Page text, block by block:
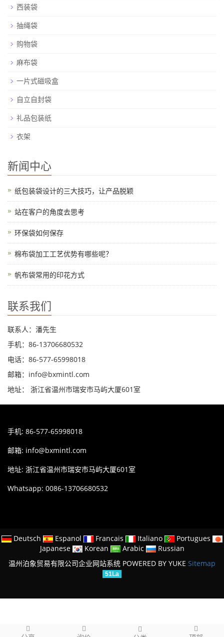
西装袋
抽绳袋
购物袋
麻布袋
一片式磁吸盒
自立自封袋
礼品包装纸
衣架
新闻中心
纸包装袋设计的三大技巧，让产品脱颖
站在客户的角度去思考
环保袋如何保存
棉布袋加工工艺优势有哪些呢？
帆布袋常用的印花方式
联系我们
联系人：潘先生
手机：86-13706680532
电话：86-577-65998018
邮箱：info@bxmintl.com
地址： 浙江省温州市瑞安市马屿大厦601室
手机: 86-577-65998018
邮箱: info@bxmintl.com
地址: 浙江省温州市瑞安市马屿大厦601室
Whatsapp: 0086-13706680532
Deutsch Espanol Francais Italiano
Portugues
Japanese
Korean Arabic
Russian
温州泊象贸易有限公司企业网站系统 POWERED BY YUKE Sitemap
51La